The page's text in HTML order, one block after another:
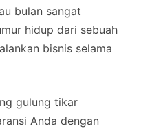
bulan sangat
hidup dari sebuah
bisnis selama
gulung tikar
Anda dengan